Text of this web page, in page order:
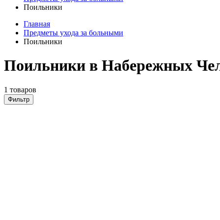
Поильники
Главная
Предметы ухода за больными
Поильники
Поильники в Набережных
1 товаров
Фильтр